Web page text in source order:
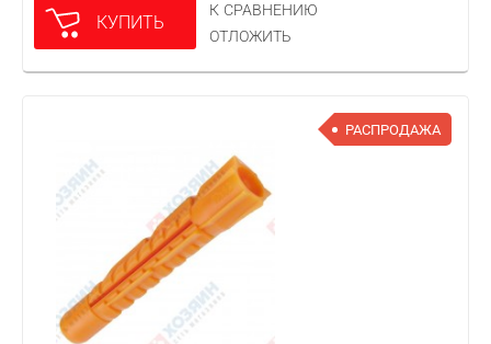
КУПИТЬ
К СРАВНЕНИЮ
ОТЛОЖИТЬ
РАСПРОДАЖА